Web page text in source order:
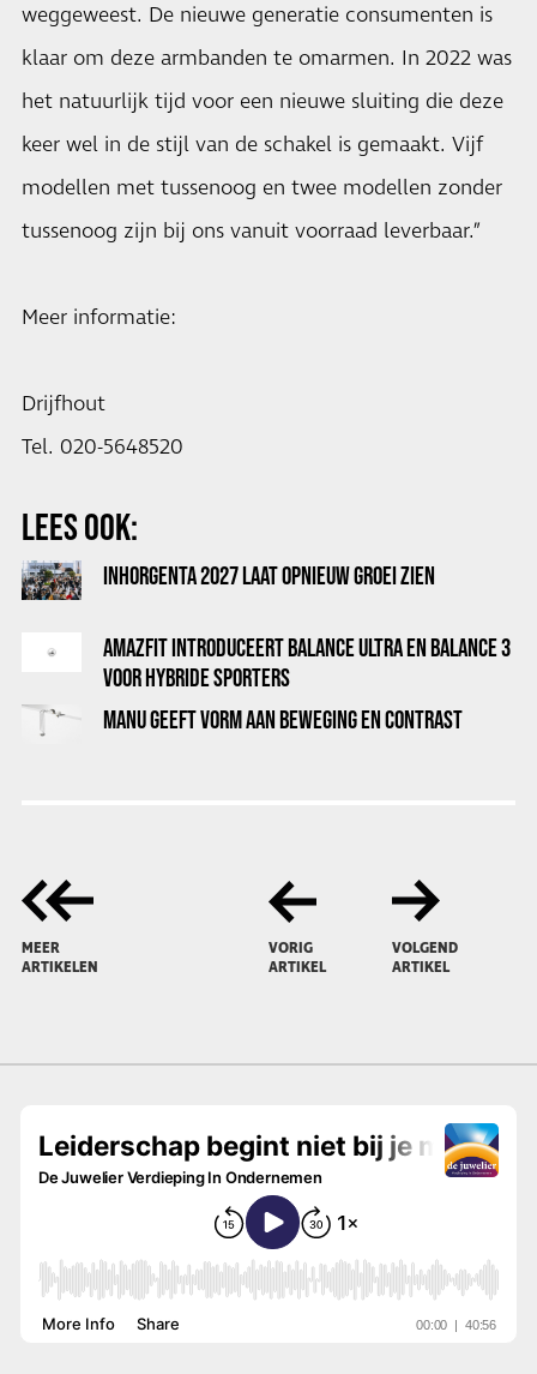
weggeweest. De nieuwe generatie consumenten is
klaar om deze armbanden te omarmen. In 2022 was
het natuurlijk tijd voor een nieuwe sluiting die deze
keer wel in de stijl van de schakel is gemaakt. Vijf
modellen met tussenoog en twee modellen zonder
tussenoog zijn bij ons vanuit voorraad leverbaar.”
Meer informatie:
Drijfhout
Tel. 020-5648520
LEES OOK:
INHORGENTA 2027 LAAT OPNIEUW GROEI ZIEN
AMAZFIT INTRODUCEERT BALANCE ULTRA EN BALANCE 3
VOOR HYBRIDE SPORTERS
MANU GEEFT VORM AAN BEWEGING EN CONTRAST
MEER
ARTIKELEN
VORIG
ARTIKEL
VOLGEND
ARTIKEL